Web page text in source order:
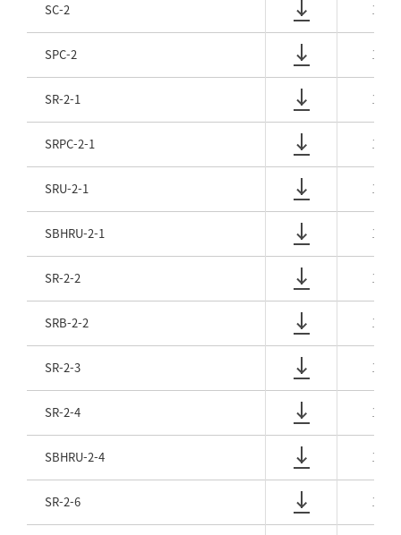
SC-2 1/8
SPC-2 1/8
SR-2-1 1/8
SRPC-2-1 1/8
SRU-2-1 1/8
SBHRU-2-1 1/8
SR-2-2 1/8
SRB-2-2 1/8
SR-2-3 1/8
SR-2-4 1/8
SBHRU-2-4 1/8
SR-2-6 1/8